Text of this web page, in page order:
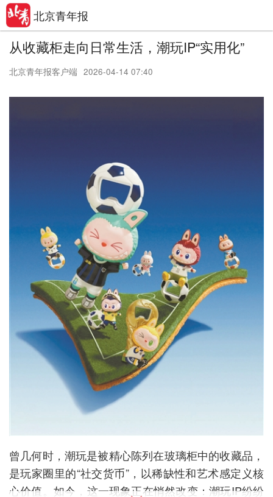
北京青年报
从收藏柜走向日常生活，潮玩IP“实用化”
北京青年报客户端 2026-04-14 07:40
曾几何时，潮玩是被精心陈列在玻璃柜中的收藏品，
是玩家圈里的“社交货币”，以稀缺性和艺术感定义核
心价值。如今，这一现象正在悄然改变：潮玩IP纷纷